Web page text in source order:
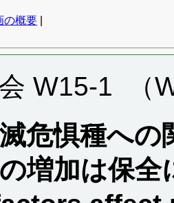
の概要
W15-1 （
危惧種への
増加は保全